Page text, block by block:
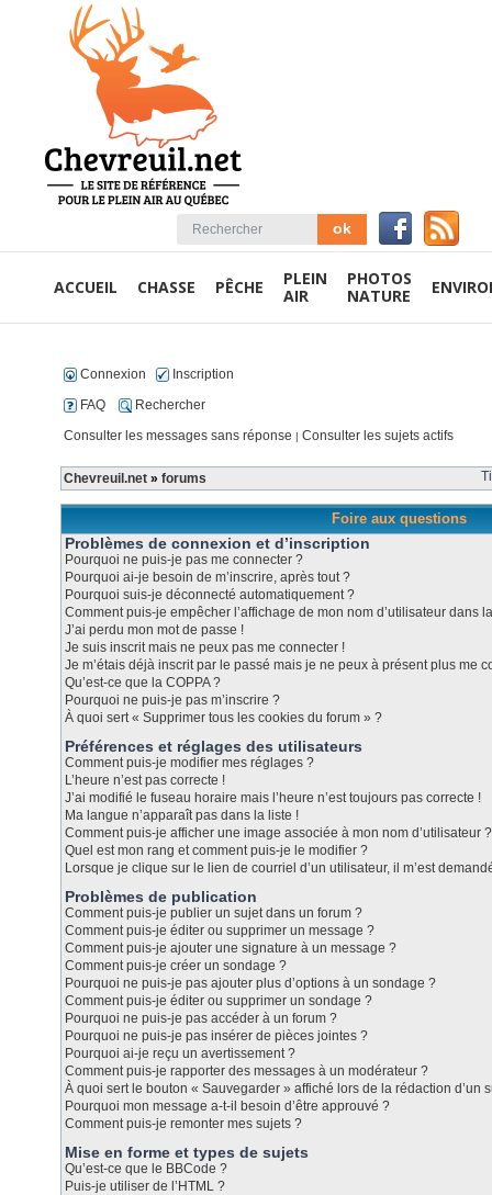
ACCUEIL CHASSE PÊCHE
PLEIN
AIR
PHOTOS
NATURE
Connexion
Inscription
FAQ
Rechercher
Consulter les messages sans réponse | Consulter les sujets actifs
Chevreuil.net » forums
Foire aux questions
Problèmes de connexion et d’inscription
Pourquoi ne puis-je pas me connecter ?
Pourquoi ai-je besoin de m’inscrire, après tout ?
Pourquoi suis-je déconnecté automatiquement ?
Comment puis-je empêcher l’affichage de mon nom d’utilisateur dans
J’ai perdu mon mot de passe !
Je suis inscrit mais ne peux pas me connecter !
Je m’étais déjà inscrit par le passé mais je ne peux à présent plus me
Qu’est-ce que la COPPA ?
Pourquoi ne puis-je pas m’inscrire ?
À quoi sert « Supprimer tous les cookies du forum » ?
Préférences et réglages des utilisateurs
Comment puis-je modifier mes réglages ?
L’heure n’est pas correcte !
J’ai modifié le fuseau horaire mais l’heure n’est toujours pas correcte !
Ma langue n’apparaît pas dans la liste !
Comment puis-je afficher une image associée à mon nom d’utilisateur ?
Quel est mon rang et comment puis-je le modifier ?
Lorsque je clique sur le lien de courriel d’un utilisateur, il m’est
Problèmes de publication
Comment puis-je publier un sujet dans un forum ?
Comment puis-je éditer ou supprimer un message ?
Comment puis-je ajouter une signature à un message ?
Comment puis-je créer un sondage ?
Pourquoi ne puis-je pas ajouter plus d’options à un sondage ?
Comment puis-je éditer ou supprimer un sondage ?
Pourquoi ne puis-je pas accéder à un forum ?
Pourquoi ne puis-je pas insérer de pièces jointes ?
Pourquoi ai-je reçu un avertissement ?
Comment puis-je rapporter des messages à un modérateur ?
À quoi sert le bouton « Sauvegarder » affiché lors de la rédaction d’un
Pourquoi mon message a-t-il besoin d’être approuvé ?
Comment puis-je remonter mes sujets ?
Mise en forme et types de sujets
Qu’est-ce que le BBCode ?
Puis-je utiliser de l’HTML ?